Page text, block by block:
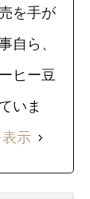
を手が
自ら、
ヒー豆
いま
示